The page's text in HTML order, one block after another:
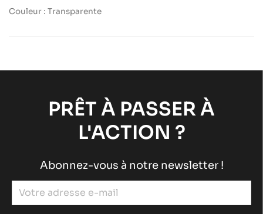
Couleur : Transparente
PRÊT À PASSER À
L'ACTION ?
Abonnez-vous à notre newsletter !